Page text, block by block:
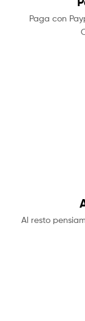
Paga con
Al resto